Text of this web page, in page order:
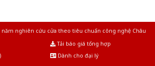
nghiên cứu cửa theo tiêu chuẩn công nghệ Châu
Tải báo giá tổng hợp
Dành cho đại lý